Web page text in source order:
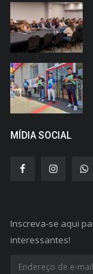
MÍDIA SOCIAL
Inscreva-se aqui
interessantes!